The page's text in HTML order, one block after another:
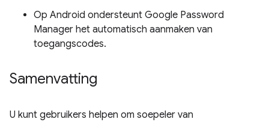
Op Android ondersteunt Google Password
Manager het automatisch aanmaken van
toegangscodes.
Samenvatting
U kunt gebruikers helpen om soepeler van